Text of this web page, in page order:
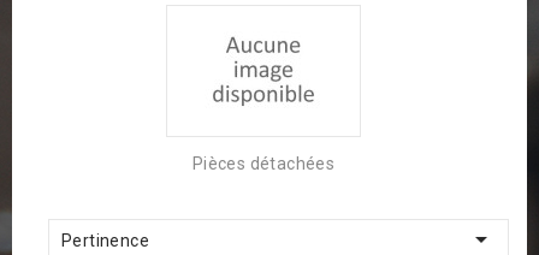
Pièces détachées
Pertinence 